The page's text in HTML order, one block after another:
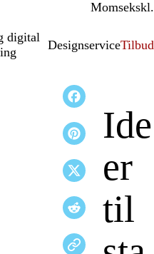
Momsinkl.
ekskl.
digital
DesignserviceTilbud
Ide
er
til